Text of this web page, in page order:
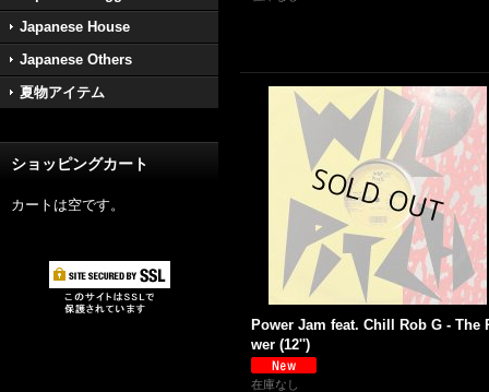
Japanese House
Japanese Others
夏物アイテム
ショッピングカート
カートは空です。
Power Jam feat. Chill Rob G - The
wer (12'')
在庫なし